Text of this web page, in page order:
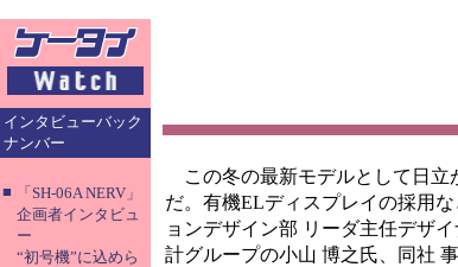
インタビューバック
ナンバー
■
「SH-06A NERV」
企画者インタビュ
ー
“初号機”に込めら
この冬の最新モデルとして日立
だ。有機ELディスプレイの採用
ョンデザイン部 リーダ主任デザ
計グループの小山 博之氏、同社